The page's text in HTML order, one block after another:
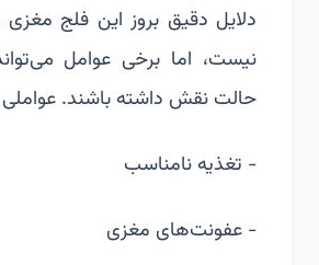
دلایل دقیق بروز این فلج
نیست، اما برخی عوامل
حالت نقش داشته باشند. عواملی
- تغذیه نامناسب
- عفونت‌های مغزی